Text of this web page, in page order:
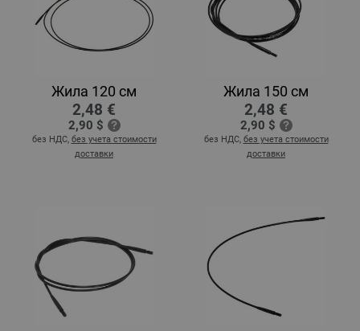
Жила 120 см
2,48 €
2,90 $
без НДС, без учета стоимости
доставки
Жила 150 см
2,48 €
2,90 $
без НДС, без учета стоимости
доставки